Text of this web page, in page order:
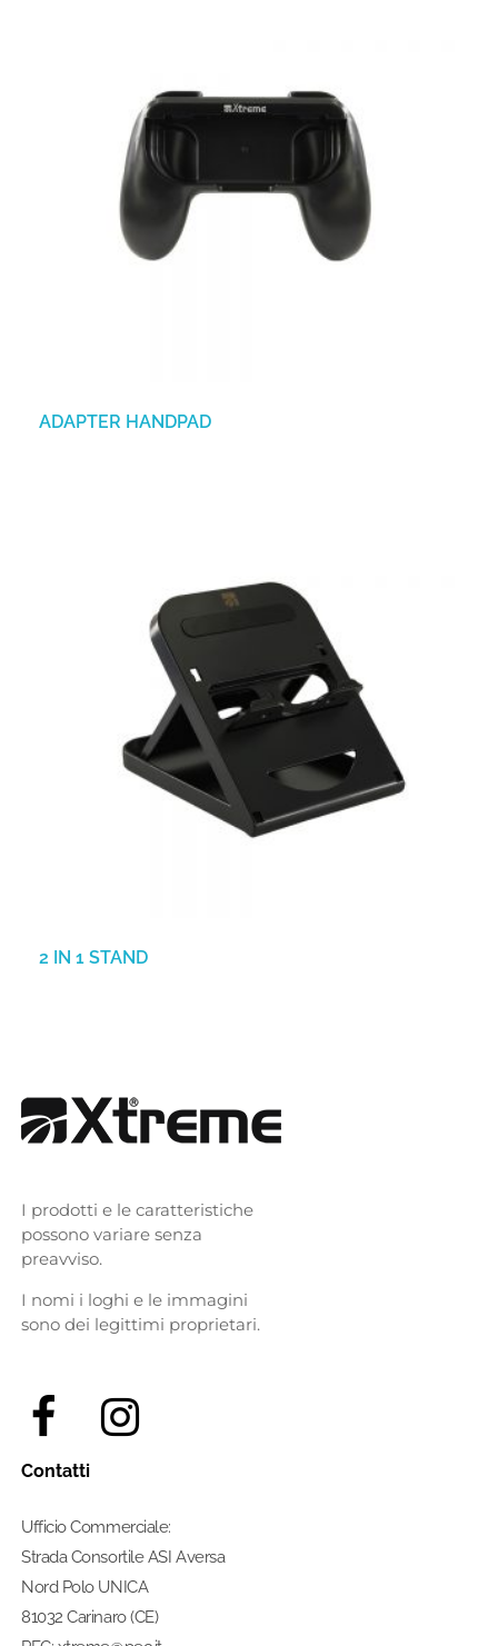
ADAPTER HANDPAD
2 IN 1 STAND
I prodotti e le caratteristiche
possono variare senza
preavviso.
I nomi i loghi e le immagini
sono dei legittimi proprietari.
Contatti
Ufficio Commerciale:
Strada Consortile ASI Aversa
Nord Polo UNICA
81032 Carinaro (CE)